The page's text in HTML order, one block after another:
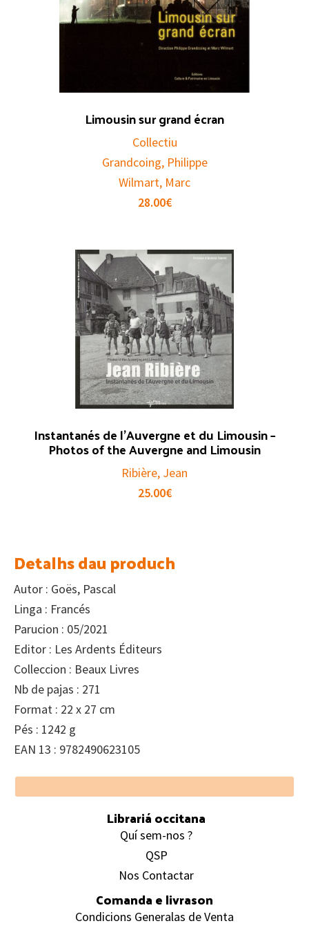
Limousin sur grand écran
Collectiu
Grandcoing, Philippe
Wilmart, Marc
28.00€
Instantanés de l’Auvergne et du Limousin –
Photos of the Auvergne and Limousin
Ribière, Jean
25.00€
Detalhs dau produch
Autor : Goës, Pascal
Linga : Francés
Parucion : 05/2021
Editor : Les Ardents Éditeurs
Colleccion : Beaux Livres
Nb de pajas : 271
Format : 22 x 27 cm
Pés : 1242 g
EAN 13 : 9782490623105
Footer
Librariá occitana
Quí sem-nos ?
QSP
Nos Contactar
Comanda e livrason
Condicions Generalas de Venta